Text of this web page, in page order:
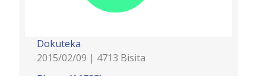
Dokuteka
2015/02/09 | 4713 Bisita